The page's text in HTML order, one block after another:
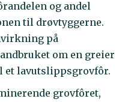
og andel
til drøvtyggerne.
på
om en greier
et lavutslippsgrovfôr.
grovfôret,